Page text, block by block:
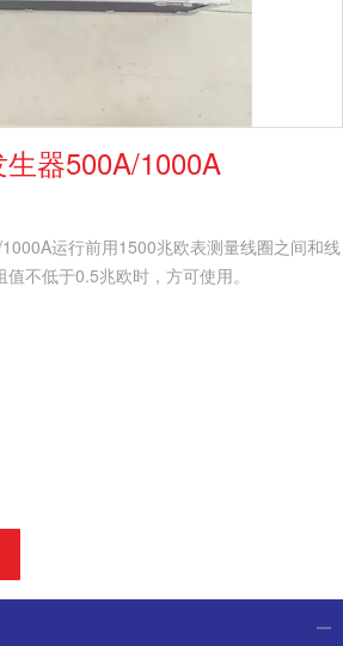
器500A/1000A
运行前用1500兆欧表测量线圈之间和线
不低于0.5兆欧时，方可使用。